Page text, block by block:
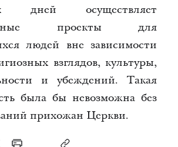
дней осуществляет
проекты для
людей вне зависимости
взглядов, культуры,
и убеждений. Такая
была бы невозможна без
прихожан Церкви.